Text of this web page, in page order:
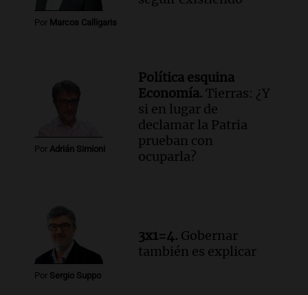
Panorama Federal
Episodios
dinero y objetos de valor
Panorama Federal
Episodios
Por Marcos Calligaris
Por Adrián Simioni
Política esquina
Economía. Tierras: ¿Y
si en lugar de
declamar la Patria
prueban con
ocuparla?
Por Sergio Suppo
3x1=4. Gobernar
también es explicar